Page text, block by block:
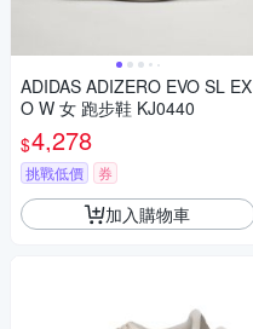
ADIDAS ADIZERO EVO SL EX
O W 女 跑步鞋 KJ0440
$4,278
挑戰低價 券
加入購物車